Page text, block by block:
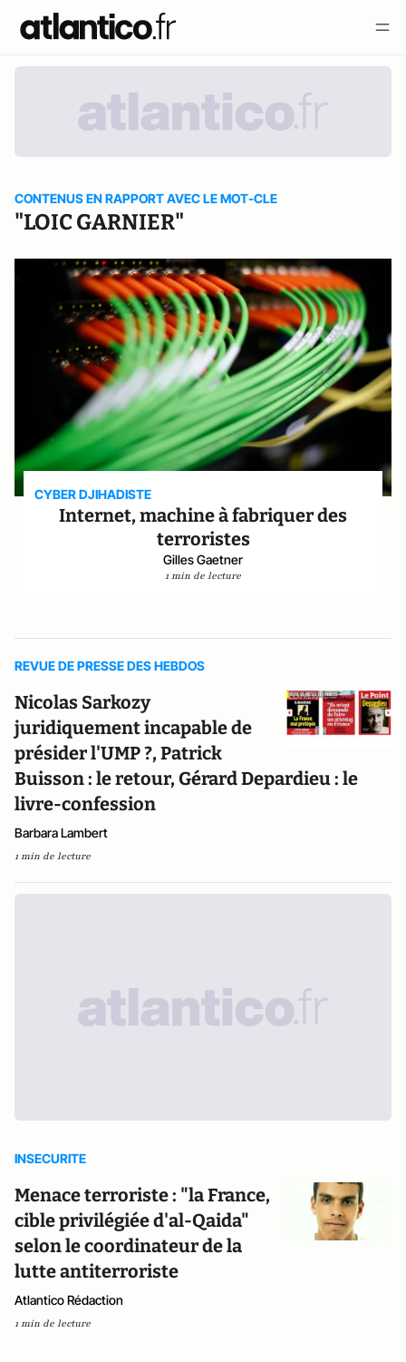
CONTENUS EN RAPPORT AVEC LE MOT-CLE
"LOIC GARNIER"
CYBER DJIHADISTE
Internet, machine à fabriquer des
terroristes
Gilles Gaetner
1 min de lecture
REVUE DE PRESSE DES HEBDOS
Nicolas Sarkozy
juridiquement incapable de
présider l'UMP ?, Patrick
Buisson : le retour, Gérard Depardieu : le
livre-confession
Barbara Lambert
1 min de lecture
INSECURITE
Menace terroriste : "la France,
cible privilégiée d'al-Qaida"
selon le coordinateur de la
lutte antiterroriste
Atlantico Rédaction
1 min de lecture